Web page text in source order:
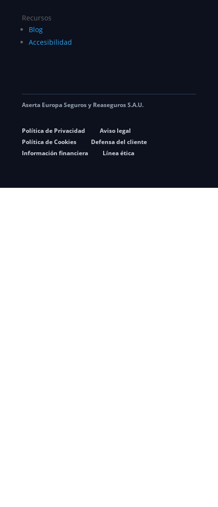
Recursos
Blog
Accesibilidad
Aserta Europa Seguros y Reaseguros S.A.U.
Política de Privacidad
Aviso legal
Política de Cookies
Defensa del cliente
Información financiera
Línea ética